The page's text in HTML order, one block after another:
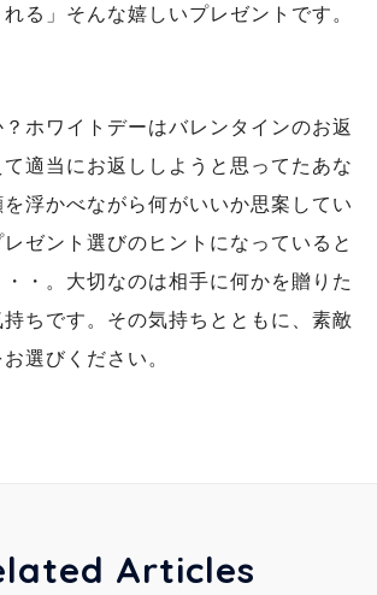
る」そんな嬉しいプレゼントです。
ホワイトデーはバレンタインのお返
適当にお返ししようと思ってたあな
浮かべながら何がいいか思案してい
ゼント選びのヒントになっていると
・。大切なのは相手に何かを贈りた
ちです。その気持ちとともに、素敵
選びください。
Articles